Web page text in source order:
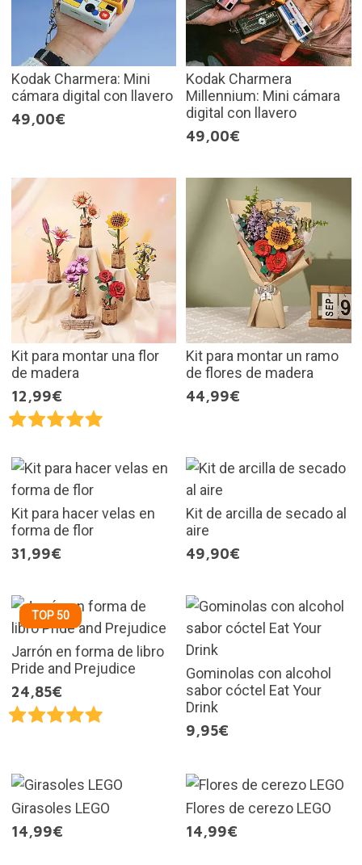
Kodak Charmera: Mini
cámara digital con llavero
49,00€
Kodak Charmera
Millennium: Mini cámara
digital con llavero
49,00€
Kit para montar una flor
de madera
12,99€
Kit para montar un ramo
de flores de madera
44,99€
Kit para hacer velas en
forma de flor
31,99€
Kit de arcilla de secado al
aire
49,90€
TOP 50
Jarrón en forma de libro
Pride and Prejudice
24,85€
Gominolas con alcohol
sabor cóctel Eat Your
Drink
9,95€
Girasoles LEGO
14,99€
Flores de cerezo LEGO
14,99€